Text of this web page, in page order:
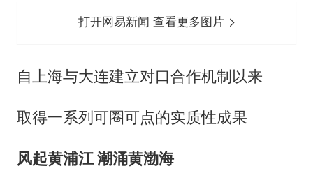
打开网易新闻 查看更多图片
自上海与大连建立对口合作机制以来
取得一系列可圈可点的实质性成果
风起黄浦江 潮涌黄渤海